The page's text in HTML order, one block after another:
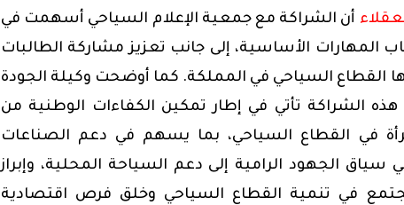
أن الشراكة مع جمعية الإعلام السياحي أسهمت في
الأساسية، إلى جانب تعزيز مشاركة الطالبات
القطاع السياحي في المملكة. كما أوضحت وكيلة الجودة
هذه الشراكة تأتي في إطار تمكين الكفاءات الوطنية من
في القطاع السياحي، بما يسهم في دعم الصناعات
الجهود الرامية إلى دعم السياحة المحلية، وإبراز
في تنمية القطاع السياحي وخلق فرص اقتصادية